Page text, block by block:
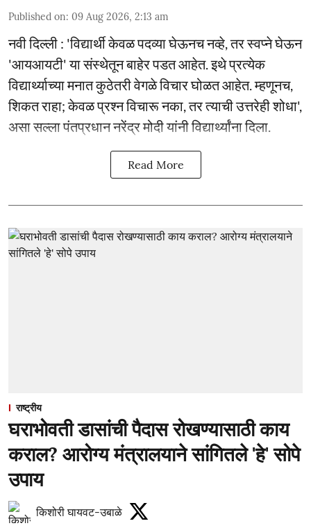
Published on: 09 Aug 2026, 2:13 am
नवी दिल्ली : 'विद्यार्थी केवळ पदव्या घेऊनच नव्हे, तर स्वप्ने घेऊन
'आयआयटी' या संस्थेतून बाहेर पडत आहेत. इथे प्रत्येक
विद्यार्थ्याच्या मनात कुठेतरी वेगळे विचार घोळत आहेत. म्हणूनच,
शिकत राहा; केवळ प्रश्न विचारू नका, तर त्याची उत्तरेही शोधा',
असा सल्ला पंतप्रधान नरेंद्र मोदी यांनी विद्यार्थ्यांना दिला.
Read More
राष्ट्रीय
घराभोवती डासांची पैदास रोखण्यासाठी काय
कराल? आरोग्य मंत्रालयाने सांगितले 'हे' सोपे
उपाय
किशोरी घायवट-उबाळे